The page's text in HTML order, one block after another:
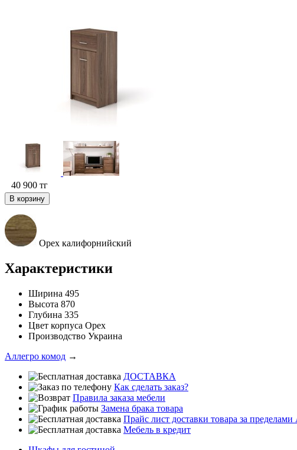
40 900 тг
В корзину
Орех калифорнийский
Характеристики
Ширина 495
Высота 870
Глубина 335
Цвет корпуса Орех
Производство Украина
Аллегро комод →
ДОСТАВКА
Как сделать заказ?
Правила заказа мебели
Замена брака товара
Прайс лист доставки товара за
Мебель в кредит